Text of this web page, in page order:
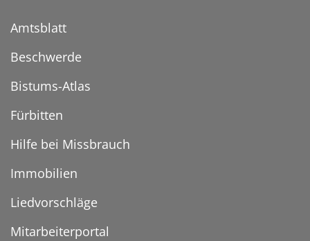
Amtsblatt
Beschwerde
Bistums-Atlas
Fürbitten
Hilfe bei Missbrauch
Immobilien
Liedvorschläge
Mitarbeiterportal